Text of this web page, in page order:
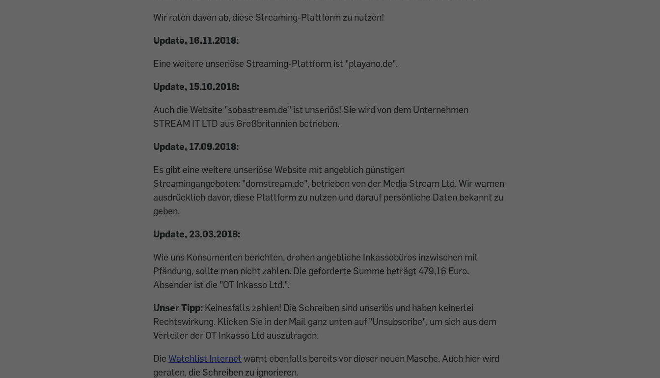
Wir raten davon ab, diese Streaming-Plattform zu nutzen!
Update, 16.11.2018:
Eine weitere unseriöse Streaming-Plattform ist "playano.de".
Update, 15.10.2018:
Auch die Website "sobastream.de" ist unseriös! Sie wird von dem Unternehmen
STREAM IT LTD aus Großbritannien betrieben.
Update, 17.09.2018:
Es gibt eine weitere unseriöse Website mit angeblich günstigen
Streamingangeboten: "domstream.de", betrieben von der Media Stream Ltd. Wir warnen
ausdrücklich davor, diese Plattform zu nutzen und darauf persönliche Daten bekannt zu
geben.
Update, 23.03.2018:
Wie uns Konsumenten berichten, drohen angebliche Inkassobüros inzwischen mit
Pfändung, sollte man nicht zahlen. Die geforderte Summe beträgt 479,16 Euro.
Absender ist die "OT Inkasso Ltd.".
Unser Tipp: Keinesfalls zahlen! Die Schreiben sind unseriös und haben keinerlei
Rechtswirkung. Klicken Sie in der Mail ganz unten auf "Unsubscribe", um sich aus dem
Verteiler der OT Inkasso Ltd auszutragen.
Die Watchlist Internet warnt ebenfalls bereits vor dieser neuen Masche. Auch hier wird
geraten, die Schreiben zu ignorieren.